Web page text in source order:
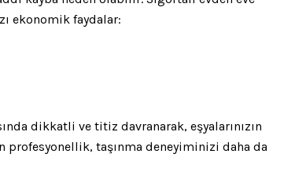
ekonomik faydalar:
dikkatli ve titiz davranarak, eşyalarınızın
profesyonellik, taşınma deneyiminizi daha da